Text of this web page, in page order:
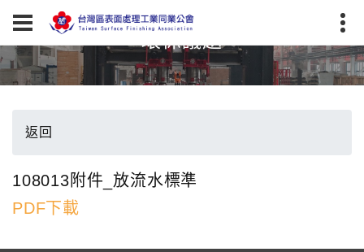
環保議題
返回
108013附件_放流水標準
PDF下載